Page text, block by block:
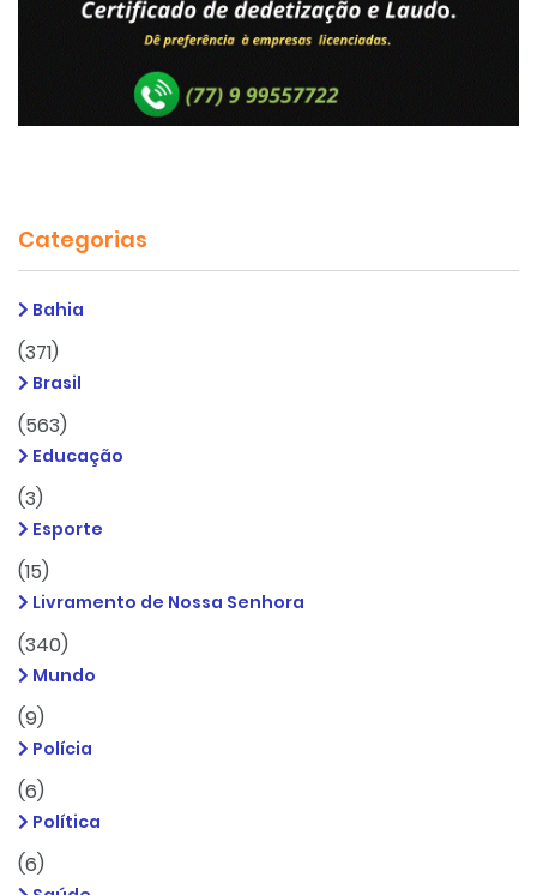
Categorias
Bahia
(371)
Brasil
(563)
Educação
(3)
Esporte
(15)
Livramento de Nossa Senhora
(340)
Mundo
(9)
Polícia
(6)
Política
(6)